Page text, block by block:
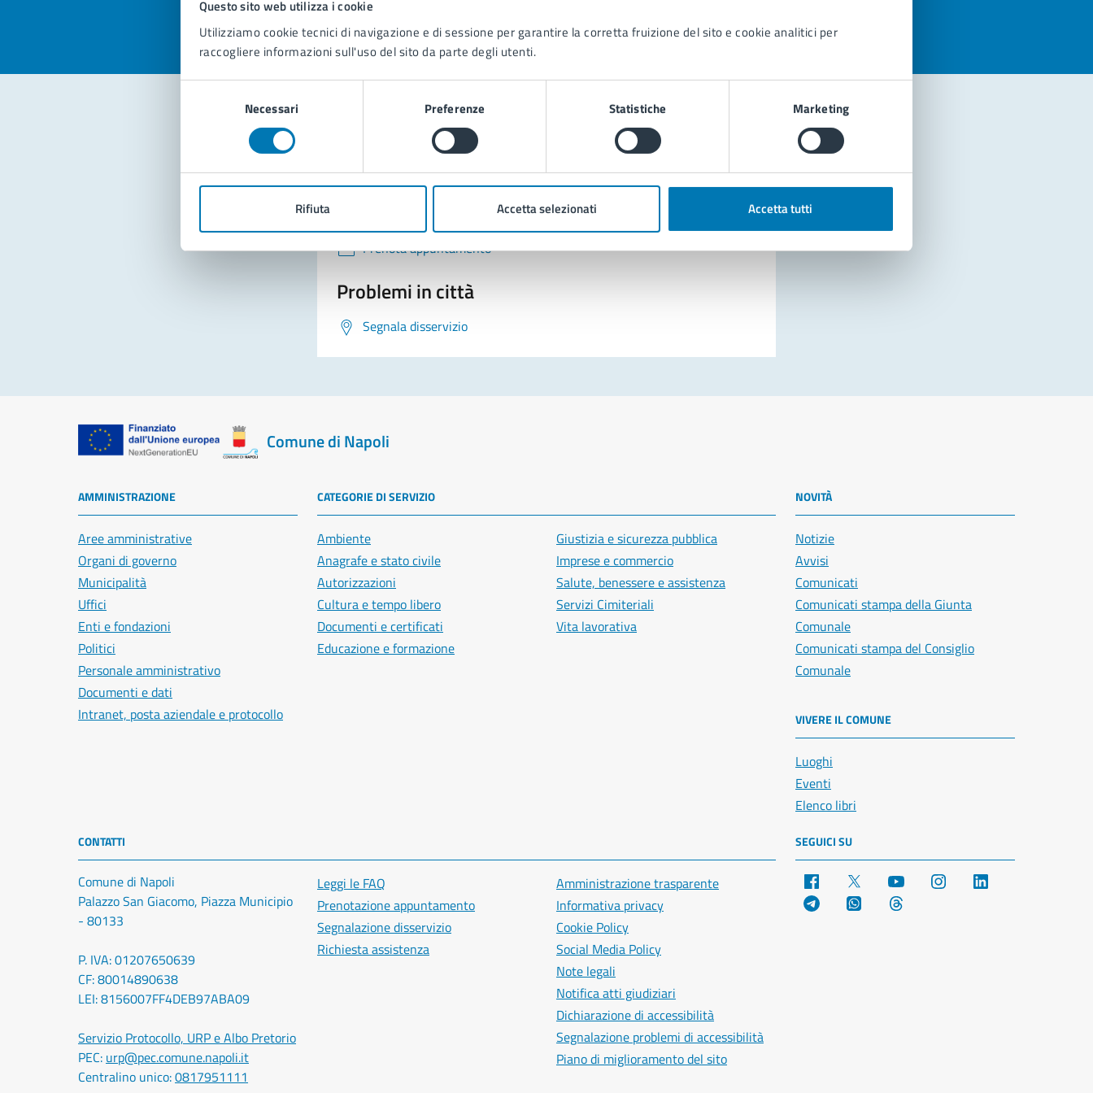
Questo sito web utilizza i cookie
Utilizziamo cookie tecnici di navigazione e di sessione per garantire la corretta fruizione del sito e cookie analitici per
raccogliere informazioni sull'uso del sito da parte degli utenti.
Necessari Preferenze Statistiche Marketing
Rifiuta Accetta selezionati Accetta tutti
Contatta il comune
Leggi le domande frequenti
Prenota appuntamento
Problemi in città
Segnala disservizio
Comune di Napoli
AMMINISTRAZIONE
Aree amministrative
Organi di governo
Municipalità
Uffici
Enti e fondazioni
Politici
Personale amministrativo
Documenti e dati
Intranet, posta aziendale e protocollo
CATEGORIE DI SERVIZIO
Ambiente
Anagrafe e stato civile
Autorizzazioni
Cultura e tempo libero
Documenti e certificati
Educazione e formazione
Giustizia e sicurezza pubblica
Imprese e commercio
Salute, benessere e assistenza
Servizi Cimiteriali
Vita lavorativa
NOVITÀ
Notizie
Avvisi
Comunicati
Comunicati stampa della Giunta
Comunale
Comunicati stampa del Consiglio
Comunale
VIVERE IL COMUNE
Luoghi
Eventi
Elenco libri
CONTATTI
Comune di Napoli
Palazzo San Giacomo, Piazza Municipio
- 80133
P. IVA: 01207650639
CF: 80014890638
LEI: 8156007FF4DEB97ABA09
Servizio Protocollo, URP e Albo Pretorio
PEC: urp@pec.comune.napoli.it
Centralino unico:0817951111
Leggi le FAQ
Prenotazione appuntamento
Segnalazione disservizio
Richiesta assistenza
Amministrazione trasparente
Informativa privacy
Cookie Policy
Social Media Policy
Note legali
Notifica atti giudiziari
Dichiarazione di accessibilità
Segnalazione problemi di accessibilità
Piano di miglioramento del sito
SEGUICI SU
Facebook YouTube Instagram
Telegram WhatsApp